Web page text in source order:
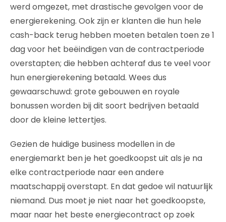
werd omgezet, met drastische gevolgen voor de
energierekening. Ook zijn er klanten die hun hele
cash-back terug hebben moeten betalen toen ze 1
dag voor het beëindigen van de contractperiode
overstapten; die hebben achteraf dus te veel voor
hun energierekening betaald. Wees dus
gewaarschuwd: grote gebouwen en royale
bonussen worden bij dit soort bedrijven betaald
door de kleine lettertjes.
Gezien de huidige business modellen in de
energiemarkt ben je het goedkoopst uit als je na
elke contractperiode naar een andere
maatschappij overstapt. En dat gedoe wil natuurlijk
niemand. Dus moet je niet naar het goedkoopste,
maar naar het beste energiecontract op zoek